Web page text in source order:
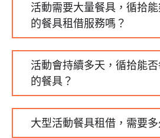
活動需要大量餐具，循拾
的餐具租借服務嗎？
活動會持續多天，循拾能
的餐具？
大型活動餐具租借，需要